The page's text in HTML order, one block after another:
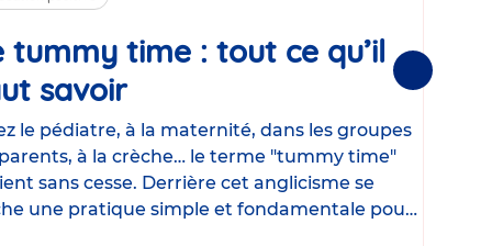
tummy time : tout ce qu’il
savoirArticle
le pédiatre, à la maternité, dans les groupes
à la crèche… le terme "tummy time"
sans cesse. Derrière cet anglicisme se
une pratique simple et fondamentale pour
Suivantes